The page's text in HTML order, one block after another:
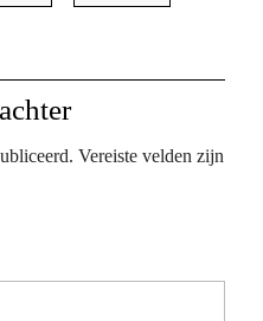
Vereiste velden zijn